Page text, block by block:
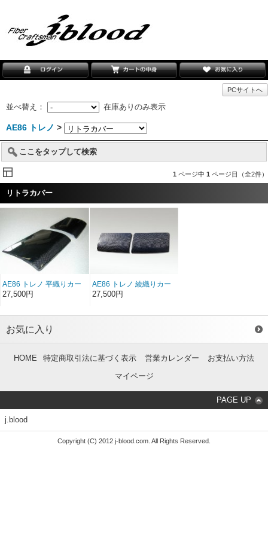
PCサイトへ
並べ替え： 在庫ありのみ表示
AE86 トレノ >
ここをタップして検索
1 ページ中 1 ページ目（全2件）
リトラカバー
AE86 トレノ 平織りカー
ボンリトラカバー（左右
27,500円
AE86 トレノ 綾織りカー
ボンリトラカバー（左右
27,500円
お気に入り
HOME 特定商取引法に基づく表示 営業カレンダー
お支払い方法
マイページ
PAGE UP
j.blood
Copyright (C) 2012 j-blood.com. All Rights Reserved.